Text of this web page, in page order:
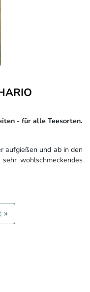
- für alle Teesorten.
aufgießen und ab in den
wohlschmeckendes
»